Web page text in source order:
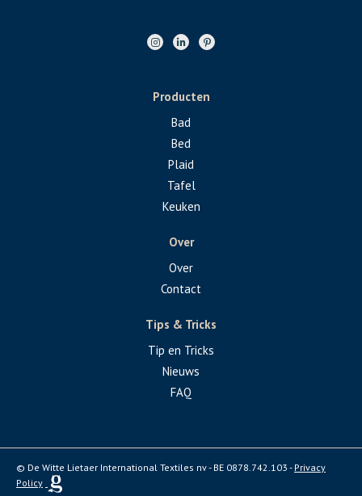
Producten
Bad
Bed
Plaid
Tafel
Keuken
Over
Over
Contact
Tips & Tricks
Tip en Tricks
Nieuws
FAQ
© De Witte Lietaer International Textiles nv - BE 0878.742.103 - Privacy
Policy